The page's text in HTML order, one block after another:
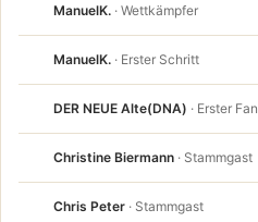
ManuelK. · Wettkämpfer
ManuelK. · Erster Schritt
DER NEUE Alte(DNA) · Erster Fan
Christine Biermann · Stammgast
Chris Peter · Stammgast